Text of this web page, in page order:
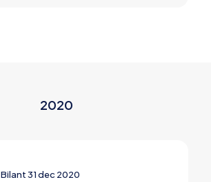
2020
Bilant 31 dec 2020